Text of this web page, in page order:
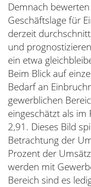
Demnach
Geschäftslage für
derzeit
und
ein etwa
Beim Blick auf
Bedarf an
gewerblichen
eingeschätzt als
2,91. Dieses Bild
Betrachtung der
Prozent der
werden mit
Bereich sind es